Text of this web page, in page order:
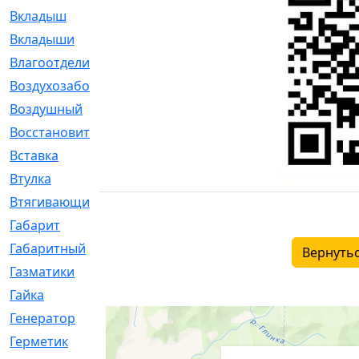
Вкладыш
Вкладыши
Влагоотделитель
Воздухозаборник
Воздушный
Восстановительный
Вставка
Втулка
Втягивающий
Габарит
Габаритный
Газматики
Гайка
Генератор
[148]
Герметик
[15]